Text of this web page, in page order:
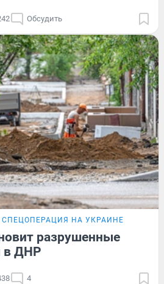
Обсудить
СПЕЦОПЕРАЦИЯ НА УКРАИНЕ
разрушенные
в ДНР
4